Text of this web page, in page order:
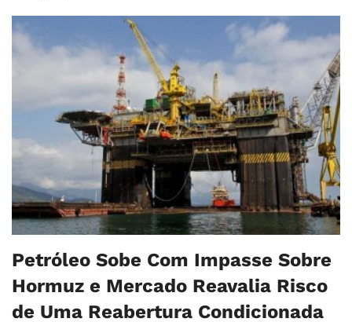
Petróleo Sobe Com Impasse Sobre
Hormuz e Mercado Reavalia Risco
de Uma Reabertura Condicionada